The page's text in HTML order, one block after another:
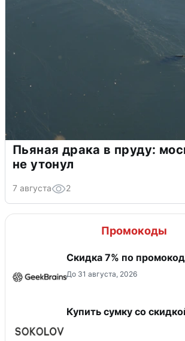
Пьяная драка в пруду:
не утонул
7 августа 2
Промокоды
Скидка 7% по
До 31 августа, 2026
Купить сумку со